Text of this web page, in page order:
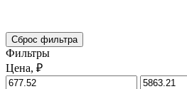
Сброс фильтра
Фильтры
Цена, ₽